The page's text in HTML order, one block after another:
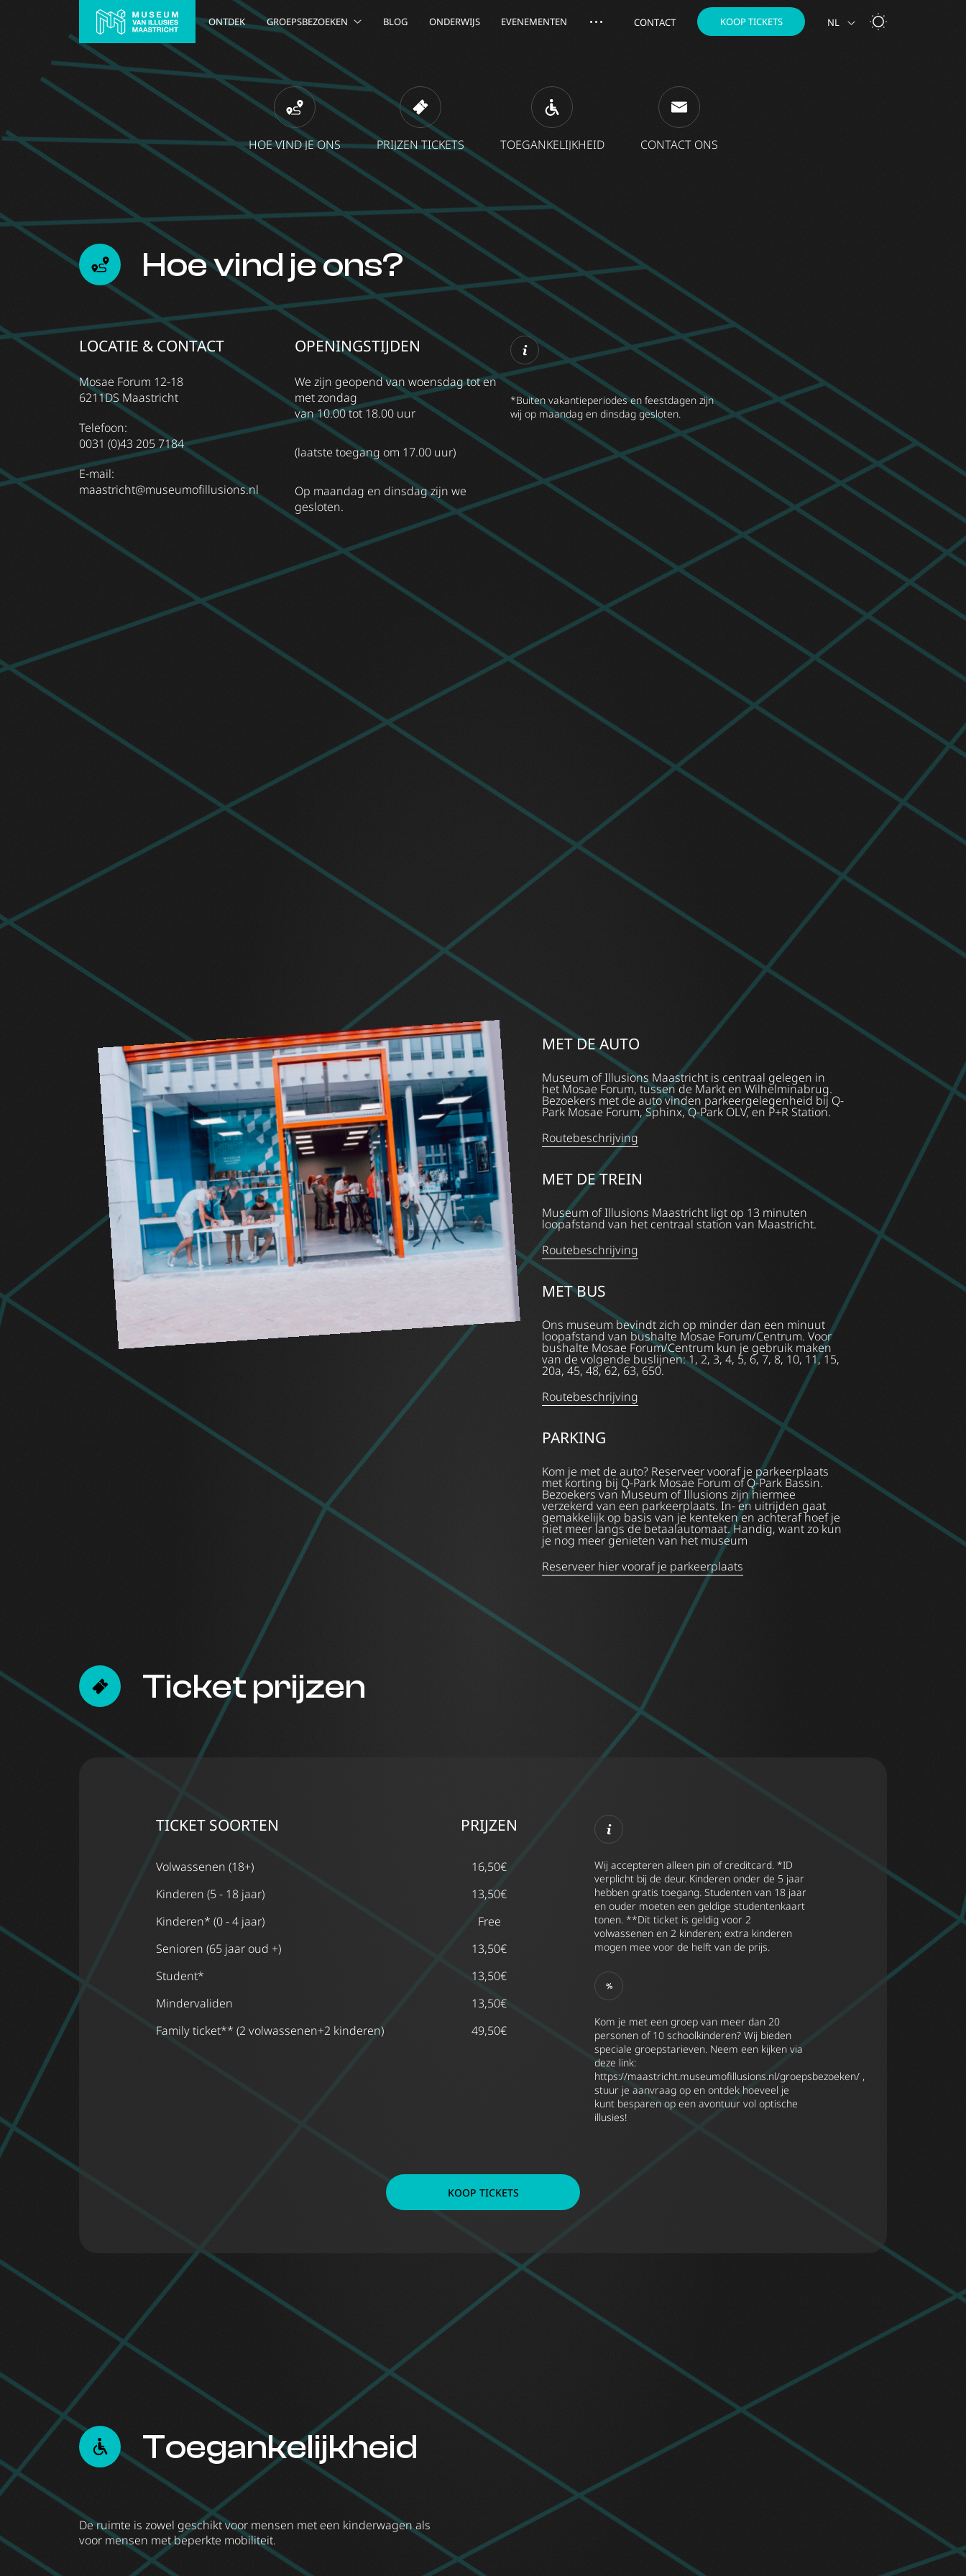
ONTDEK GROEPSBEZOEKEN BLOG ONDERWIJS EVENEMENTEN CONTACT KOOP TICKETS NL
HOE VIND JE ONS PRIJZEN TICKETS TOEGANKELIJKHEID CONTACT ONS
Hoe vind je ons?
LOCATIE & CONTACT
Mosae Forum 12-18
6211DS Maastricht
Telefoon:
0031 (0)43 205 7184
E-mail:
maastricht@museumofillusions.nl
OPENINGSTIJDEN
We zijn geopend van woensdag tot en
met zondag
van 10.00 tot 18.00 uur
(laatste toegang om 17.00 uur)
Op maandag en dinsdag zijn we
gesloten.
*Buiten vakantieperiodes en feestdagen zijn
wij op maandag en dinsdag gesloten.
MET DE AUTO
Museum of Illusions Maastricht is centraal gelegen in
het Mosae Forum, tussen de Markt en Wilhelminabrug.
Bezoekers met de auto vinden parkeergelegenheid bij Q-
Park Mosae Forum, Sphinx, Q-Park OLV, en P+R Station.
Routebeschrijving
MET DE TREIN
Museum of Illusions Maastricht ligt op 13 minuten
loopafstand van het centraal station van Maastricht.
Routebeschrijving
MET BUS
Ons museum bevindt zich op minder dan een minuut
loopafstand van bushalte Mosae Forum/Centrum. Voor
bushalte Mosae Forum/Centrum kun je gebruik maken
van de volgende buslijnen: 1, 2, 3, 4, 5, 6, 7, 8, 10, 11, 15,
20a, 45, 48, 62, 63, 650.
Routebeschrijving
PARKING
Kom je met de auto? Reserveer vooraf je parkeerplaats
met korting bij Q-Park Mosae Forum of Q-Park Bassin.
Bezoekers van Museum of Illusions zijn hiermee
verzekerd van een parkeerplaats. In- en uitrijden gaat
gemakkelijk op basis van je kenteken en achteraf hoef je
niet meer langs de betaalautomaat. Handig, want zo kun
je nog meer genieten van het museum
Reserveer hier vooraf je parkeerplaats
Ticket prijzen
TICKET SOORTEN
Volwassenen (18+)
Kinderen (5 - 18 jaar)
Kinderen* (0 - 4 jaar)
Senioren (65 jaar oud +)
Student*
Mindervaliden
Family ticket** (2 volwassenen+2 kinderen)
PRIJZEN
16,50€
13,50€
Free
13,50€
13,50€
13,50€
49,50€
Wij accepteren alleen pin of creditcard. *ID
verplicht bij de deur. Kinderen onder de 5 jaar
hebben gratis toegang. Studenten van 18 jaar
en ouder moeten een geldige studentenkaart
tonen. **Dit ticket is geldig voor 2
volwassenen en 2 kinderen; extra kinderen
mogen mee voor de helft van de prijs.
Kom je met een groep van meer dan 20
personen of 10 schoolkinderen? Wij bieden
speciale groepstarieven. Neem een kijken via
deze link:
https://maastricht.museumofillusions.nl/groepsbezoeken/ ,
stuur je aanvraag op en ontdek hoeveel je
kunt besparen op een avontuur vol optische
illusies!
KOOP TICKETS
Toegankelijkheid
De ruimte is zowel geschikt voor mensen met een kinderwagen als
voor mensen met beperkte mobiliteit.